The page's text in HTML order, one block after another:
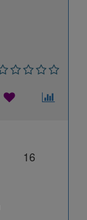
16